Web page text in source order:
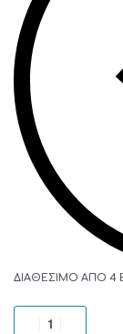
ΔΙΑΘΈΣΙΜΟ ΑΠΌ 4